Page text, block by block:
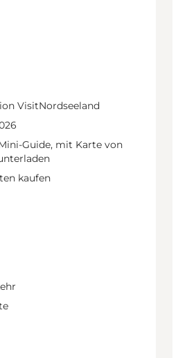
VisitNordseeland
Guide, mit Karte von
kaufen